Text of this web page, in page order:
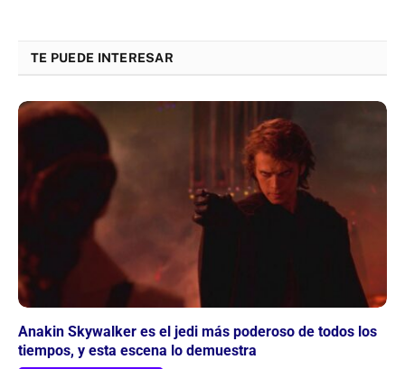
TE PUEDE INTERESAR
Anakin Skywalker es el jedi más poderoso de todos los
tiempos, y esta escena lo demuestra